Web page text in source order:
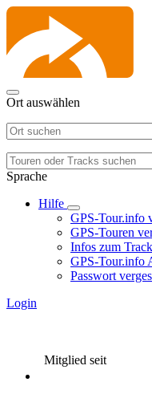
Ort auswählen
Sprache
Hilfe
GPS-Tour.info
GPS-Touren
Infos zum
GPS-Tour.info
Passwort
Login
Mitglied seit